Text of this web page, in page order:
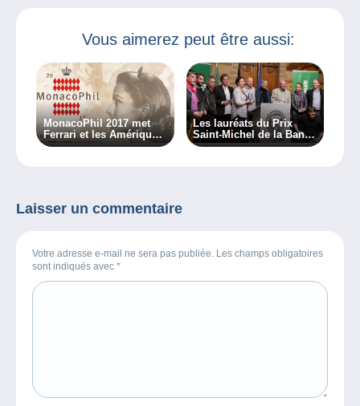
Vous aimerez peut être aussi:
MonacoPhil 2017 met
Ferrari et les Amériques
à l’honneur !
Les lauréats du Prix
Saint-Michel de la Bande
dessinée
Laisser un commentaire
Votre adresse e-mail ne sera pas publiée. Les champs obligatoires
sont indiqués avec *